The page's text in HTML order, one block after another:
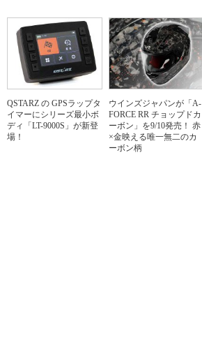
QSTARZ の GPSラップタ
イマーにシリーズ最小ボ
ディ「LT-9000S」が新登
場！
ウインズジャパンが「A-
FORCE RR チョップドカ
ーボン」を9/10発売！ 赤
×金映える唯一無二のカ
ーボン柄